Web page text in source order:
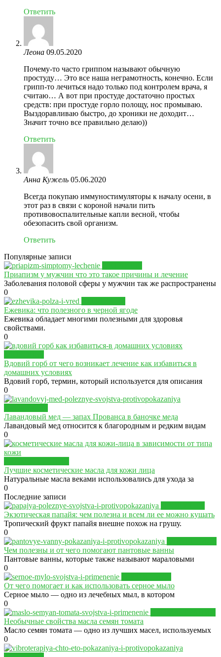
Ответить
Леона 09.05.2020
Почему-то часто гриппом называют обычную
простуду… Это все наша неграмотность, конечно. Если
грипп-то лечиться надо только под контролем врача, я
считаю… А вот при простуде достаточно простых
средств: при простуде горло полощу, нос промываю.
Выздоравливаю быстро, до хроники не доходит…
Значит точно все правильно делаю))
Ответить
Анна Кужель 05.06.2020
Всегда покупаю иммуностимуляторы к началу осени, в
этот раз в связи с короной начали пить
противовоспалительные капли весной, чтобы
обезопасить свой организм.
Ответить
Популярные записи
Приапизм у мужчин что это такое причины и лечение
Заболевания половой сферы у мужчин так же распространены
0
Ежевика: что полезного в черной ягоде
Ежевика обладает многими полезными для здоровья
свойствами.
0
Вдовий горб от чего возникает лечение как избавиться в
домашних условиях
Вдовий горб, термин, который используется для описания
0
Лавандовый мед — запах Прованса в баночке меда
Лавандовый мед относится к благородным и редким видам
0
Лучшие косметические масла для кожи лица
Натуральные масла веками использовались для ухода за
0
Последние записи
Экзотическая папайя: чем полезна и всем ли ее можно кушать
Тропический фрукт папайя внешне похож на грушу.
0
Чем полезны и от чего помогают пантовые ванны
Пантовые ванны, которые также называют мараловыми
0
От чего помогает и как использовать серное мыло
Серное мыло — одно из лечебных мыл, в котором
0
Необычные свойства масла семян томата
Масло семян томата — одно из лучших масел, используемых
0